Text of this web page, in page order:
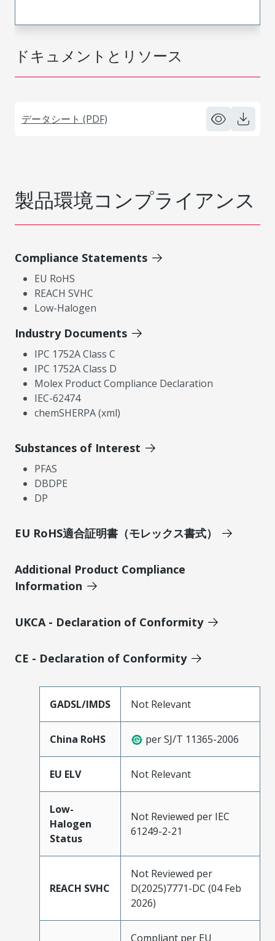
ドキュメントとリソース
データシート (PDF)
製品環境コンプライアンス
Compliance Statements
EU RoHS
REACH SVHC
Low-Halogen
Industry Documents
IPC 1752A Class C
IPC 1752A Class D
Molex Product Compliance Declaration
IEC-62474
chemSHERPA (xml)
Substances of Interest
PFAS
DBDPE
DP
EU RoHS適合証明書（モレックス書式）
Additional Product Compliance
Information
UKCA - Declaration of Conformity
CE - Declaration of Conformity
GADSL/IMDS Not Relevant
China RoHS per SJ/T 11365-2006
EU ELV Not Relevant
Low-
Halogen
Status
Not Reviewed per IEC
61249-2-21
REACH SVHC
Not Reviewed per
D(2025)7771-DC (04 Feb
2026)
Compliant per EU